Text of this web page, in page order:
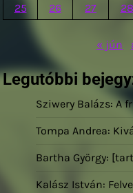
25
26 27 28
« jún
Legutóbbi
Sziwery Balázs: A
Tompa Andrea:
Bartha György:
Kalász István: